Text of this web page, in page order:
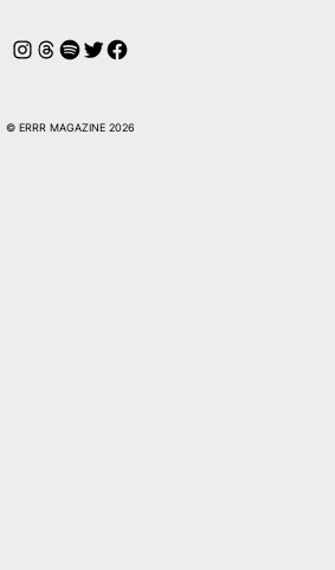
Instagram
Hilos
Spotify
Twitter
Facebook
© ERRR MAGAZINE 2026